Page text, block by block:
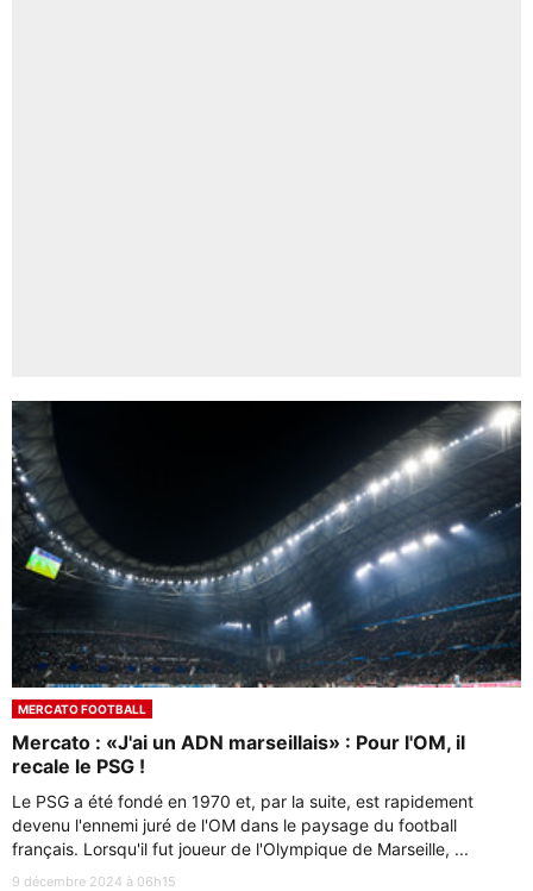
MERCATO FOOTBALL
Mercato : «J'ai un ADN marseillais» : Pour l'OM, il
recale le PSG !
Le PSG a été fondé en 1970 et, par la suite, est rapidement
devenu l'ennemi juré de l'OM dans le paysage du football
français. Lorsqu'il fut joueur de l'Olympique de Marseille, ...
9 décembre 2024 à 06h15